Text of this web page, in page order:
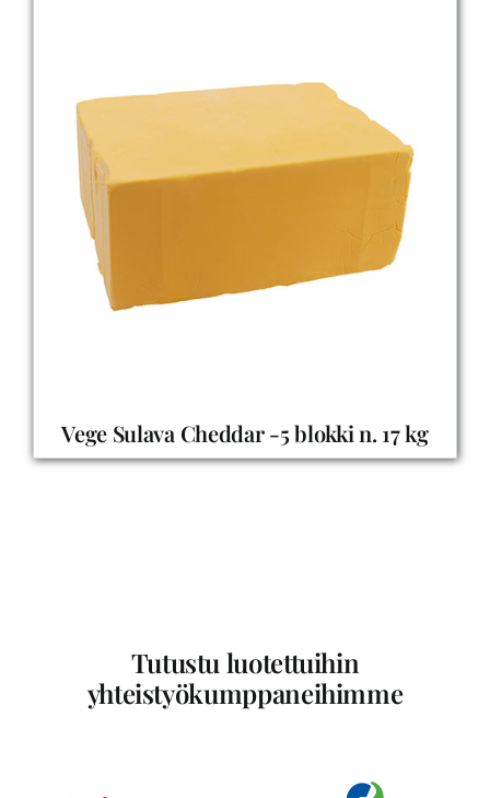
Vege Sulava Cheddar -5 blokki n. 17 kg
Tutustu luotettuihin
yhteistyökumppaneihimme